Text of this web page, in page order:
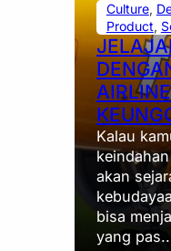
Culture,
Product,
Kalau
akan
bisa
yang